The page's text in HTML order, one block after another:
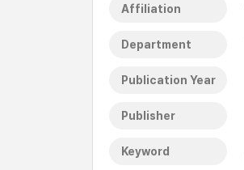
Affiliation
Department
Publication Year
Publisher
Keyword